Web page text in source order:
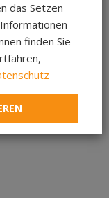
Jun 2025
2026
2026
2026
2026
gefunden...
das Setzen
finden Sie